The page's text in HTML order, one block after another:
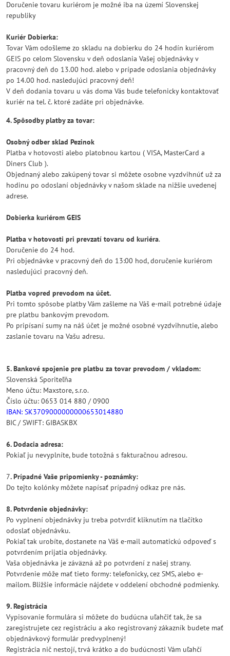
Doručenie tovaru kuriérom je možné iba na území Slovenskej
republiky
Kuriér Dobierka:
Tovar Vám odošleme zo skladu na dobierku do 24 hodín kuriérom
GEIS po celom Slovensku v deň odoslania Vašej objednávky v
pracovný deň do 13.00 hod. alebo v prípade odoslania objednávky
po 14.00 hod. nasledujúci pracovný deň!
V deň dodania tovaru u vás doma Vás bude telefonicky kontaktovať
kuriér na tel. č. ktoré zadáte pri objednávke.
4. Spôsodby platby za tovar:
Osobný odber sklad Pezinok
Platba v hotovosti alebo platobnou kartou ( VISA, MasterCard a
Diners Club ).
Objednaný alebo zakúpený tovar si môžete osobne vyzdvihnúť už za
hodinu po odoslaní objednávky v našom sklade na nižšie uvedenej
adrese.
Dobierka kuriérom GEIS
Platba v hotovosti pri prevzatí tovaru od kuriéra.
Doručenie do 24 hod.
Pri objednávke v pracovný deň do 13:00 hod, doručenie kuriérom
nasledujúci pracovný deň.
Platba vopred prevodom na účet.
Pri tomto spôsobe platby Vám zašleme na Váš e-mail potrebné údaje
pre platbu bankovým prevodom.
Po pripísaní sumy na náš účet je možné osobné vyzdvihnutie, alebo
zaslanie tovaru na Vašu adresu.
5. Bankové spojenie pre platbu za tovar prevodom / vkladom:
Slovenská Sporiteľňa
Meno účtu: Maxstore, s.r.o.
Číslo účtu: 0653 014 880 / 0900
IBAN: SK3709000000000653014880
BIC / SWIFT: GIBASKBX
6. Dodacia adresa:
Pokiaľ ju nevyplníte, bude totožná s fakturačnou adresou.
7. Prípadné Vaše pripomienky - poznámky:
Do tejto kolónky môžete napísať prípadný odkaz pre nás.
8. Potvrdenie objednávky:
Po vyplnení objednávky ju treba potvrdiť kliknutím na tlačítko
odoslať objednávku.
Pokiaľ tak urobíte, dostanete na Váš e-mail automatickú odpoveď s
potvrdením prijatia objednávky.
Vaša objednávka je záväzná až po potvrdení z našej strany.
Potvrdenie môže mať tieto formy: telefonicky, cez SMS, alebo e-
mailom. Bližšie informácie nájdete v oddelení obchodné podmienky.
9. Registrácia
Vypisovanie formulára si môžete do budúcna uľahčiť tak, že sa
zaregistrujete cez registráciu a ako registrovaný zákazník budete mať
objednávkový formulár predvyplnený!
Registrácia nič nestojí, trvá krátko a do budúcnosti Vám uľahčí